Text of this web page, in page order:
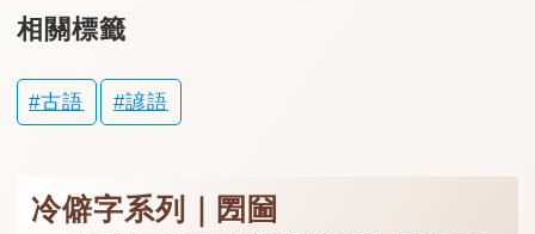
相關標籤
古語 諺語
冷僻字系列｜圐圙